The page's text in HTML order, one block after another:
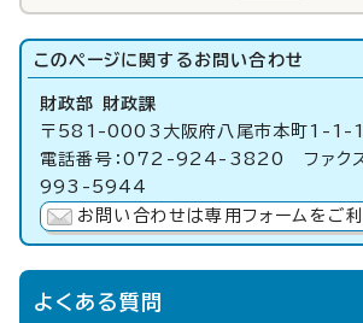
このページに関する お問い合わせ
財政部 財政課
〒581-0003大阪府八尾市本町1-1-1
電話番号：072-924-3820 ファク
993-5944
お問い合わせは専用フォームをご利
よくある質問